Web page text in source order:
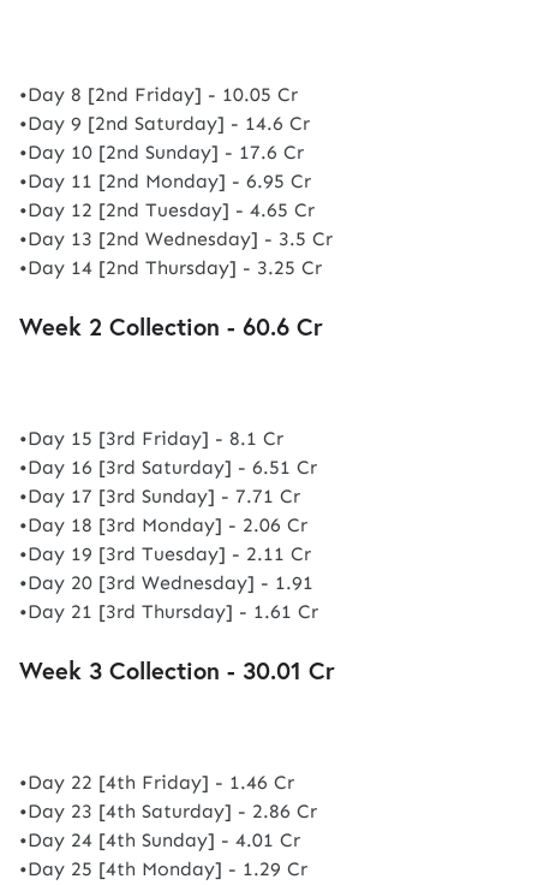
•Day 8 [2nd Friday] - 10.05 Cr
•Day 9 [2nd Saturday] - 14.6 Cr
•Day 10 [2nd Sunday] - 17.6 Cr
•Day 11 [2nd Monday] - 6.95 Cr
•Day 12 [2nd Tuesday] - 4.65 Cr
•Day 13 [2nd Wednesday] - 3.5 Cr
•Day 14 [2nd Thursday] - 3.25 Cr
Week 2 Collection - 60.6 Cr
•Day 15 [3rd Friday] - 8.1 Cr
•Day 16 [3rd Saturday] - 6.51 Cr
•Day 17 [3rd Sunday] - 7.71 Cr
•Day 18 [3rd Monday] - 2.06 Cr
•Day 19 [3rd Tuesday] - 2.11 Cr
•Day 20 [3rd Wednesday] - 1.91
•Day 21 [3rd Thursday] - 1.61 Cr
Week 3 Collection - 30.01 Cr
•Day 22 [4th Friday] - 1.46 Cr
•Day 23 [4th Saturday] - 2.86 Cr
•Day 24 [4th Sunday] - 4.01 Cr
•Day 25 [4th Monday] - 1.29 Cr